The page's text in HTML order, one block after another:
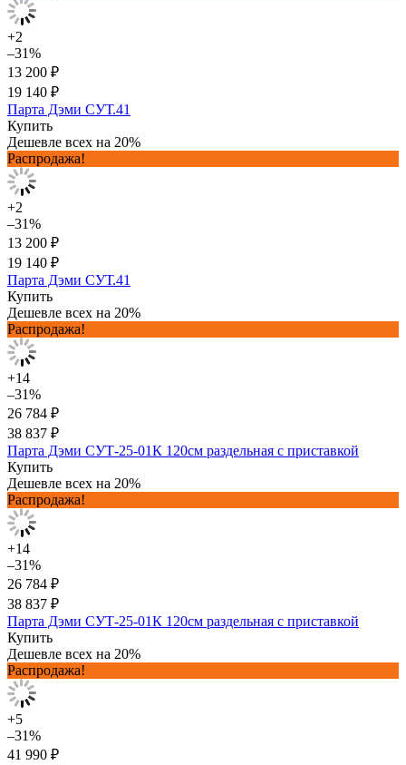
+2
–31%
13 200 ₽
19 140 ₽
Парта Дэми СУТ.41
Купить
Дешевле всех на 20%
Распродажа!
+2
–31%
13 200 ₽
19 140 ₽
Парта Дэми СУТ.41
Купить
Дешевле всех на 20%
Распродажа!
+14
–31%
26 784 ₽
38 837 ₽
Парта Дэми СУТ-25-01К 120см раздельная с приставкой
Купить
Дешевле всех на 20%
Распродажа!
+14
–31%
26 784 ₽
38 837 ₽
Парта Дэми СУТ-25-01К 120см раздельная с приставкой
Купить
Дешевле всех на 20%
Распродажа!
+5
–31%
41 990 ₽